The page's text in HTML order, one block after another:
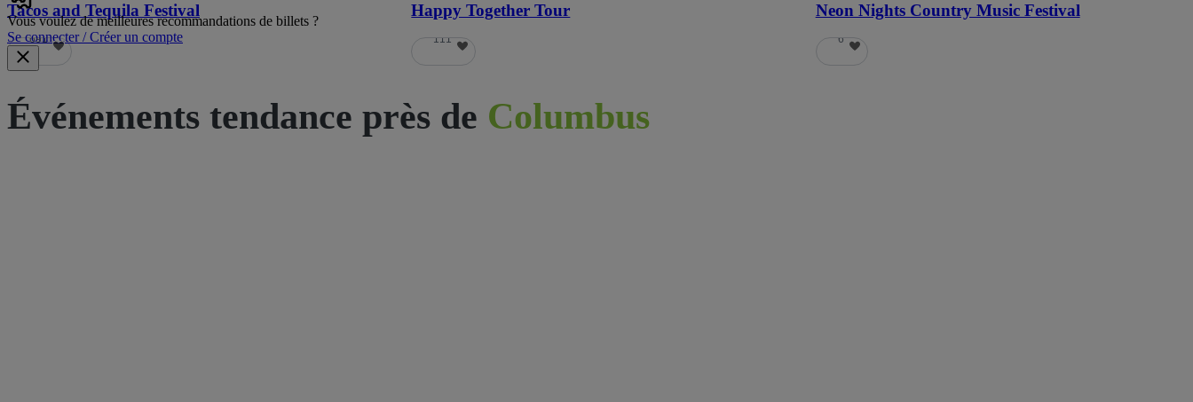
Tacos and Tequila Festival
691
Happy Together Tour
111
Neon Nights Country Music Festival
6
Vous voulez de meilleures recommandations de billets ?
Se connecter / Créer un compte
Événements tendance près de Columbus